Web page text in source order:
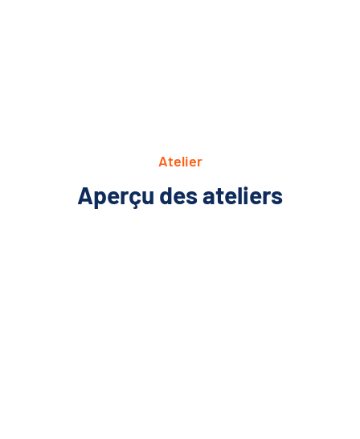
Atelier
Aperçu des ateliers